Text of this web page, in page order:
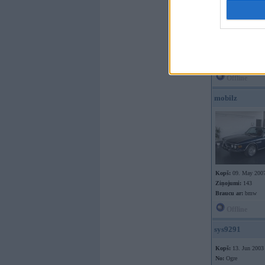
mobilz
Kopš: 09. May
Ziņojumi: 143
Braucu ar: bmw
sys9291
Kopš: 13. Jun 2003
No: Ogre